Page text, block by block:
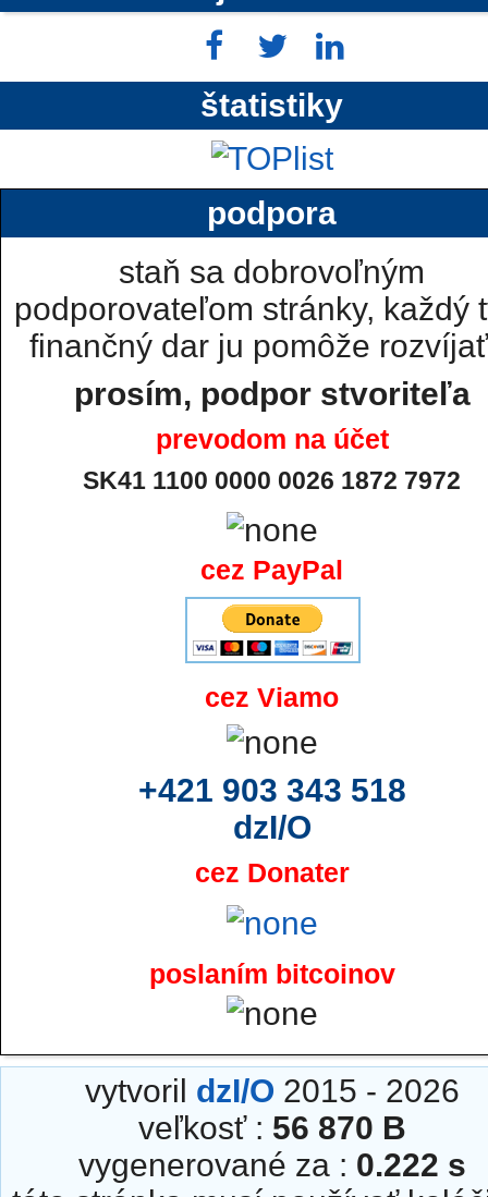
štatistiky
podpora
staň sa dobrovoľným
podporovateľom stránky, každý
finančný dar ju pomôže
prosím, podpor stvoriteľa
prevodom na účet
SK41 1100 0000 0026 1872 7972
cez PayPal
cez Viamo
+421 903 343 518
dzI/O
cez Donater
poslaním bitcoinov
vytvoril dzI/O 2015 - 2026
veľkosť : 56 870 B
vygenerované za : 0.222 s